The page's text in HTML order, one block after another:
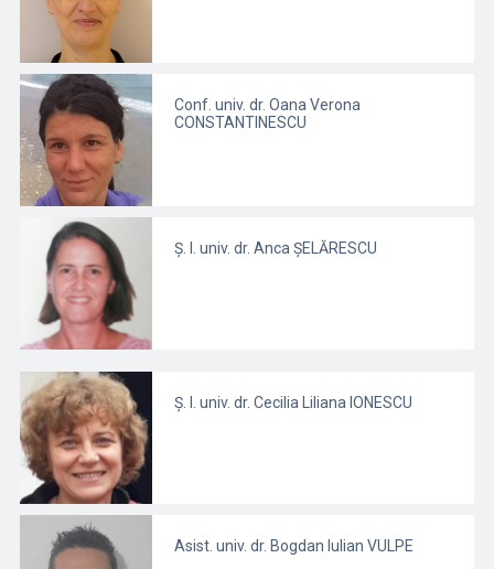
Conf. univ. dr. Oana Verona
CONSTANTINESCU
Ș. l. univ. dr. Anca ȘELĂRESCU
Ș. l. univ. dr. Cecilia Liliana IONESCU
Asist. univ. dr. Bogdan Iulian VULPE